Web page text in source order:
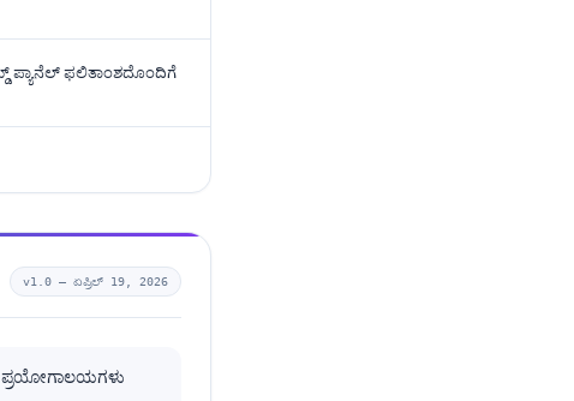
ಪ್ಯಾನೆಲ್ ಫಲಿತಾಂಶದೊಂದಿಗೆ
v1.0 — ಏಪ್ರಿಲ್ 19, 2026
ಪ್ರಯೋಗಾಲಯಗಳು